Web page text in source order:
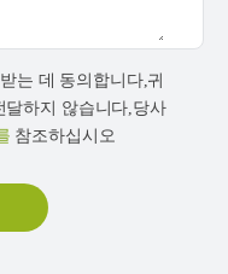
는 데 동의합니다,귀
달하지 않습니다,당사
참조하십시오